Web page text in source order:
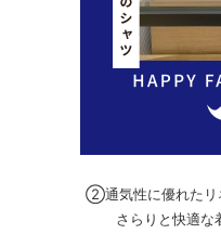
②通気性に優れたリ
さらりと快適な